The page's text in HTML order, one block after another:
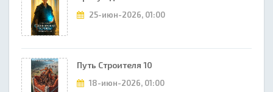
25-июн-2026, 01:00
Путь Строителя 10
18-июн-2026, 01:00